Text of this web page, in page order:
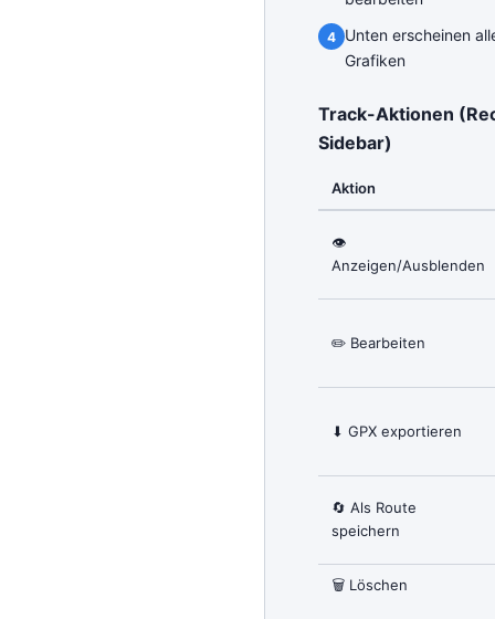
Unten erscheinen
Grafiken
Track-Aktionen
Sidebar)
Aktion
👁
Anzeigen/Ausblenden
✏️ Bearbeiten
⬇ GPX exportieren
🔄 Als Route
speichern
🗑 Löschen